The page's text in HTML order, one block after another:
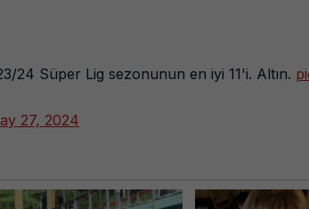
24 Süper Lig sezonunun en iyi 11'i. Altın.
27, 2024